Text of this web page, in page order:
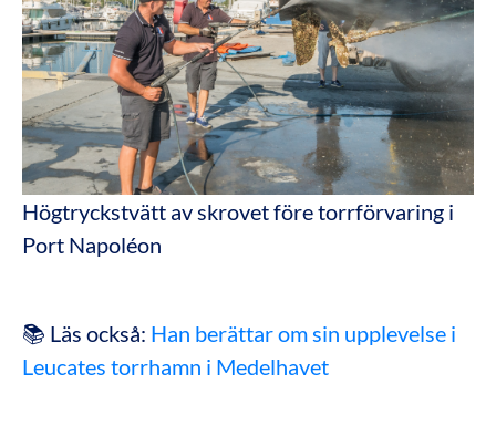
Högtryckstvätt av skrovet före torrförvaring i
Port Napoléon
📚 Läs också: Han berättar om sin upplevelse i
Leucates torrhamn i Medelhavet